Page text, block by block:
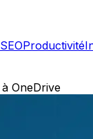
Productivité
OneDrive